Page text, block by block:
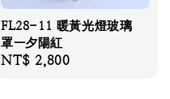
FL28-11 暖黃光燈玻璃
罩—夕陽紅
Regular
NT$ 2,800